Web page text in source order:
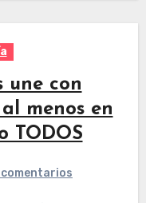
une con
menos en
TODOS
comentarios